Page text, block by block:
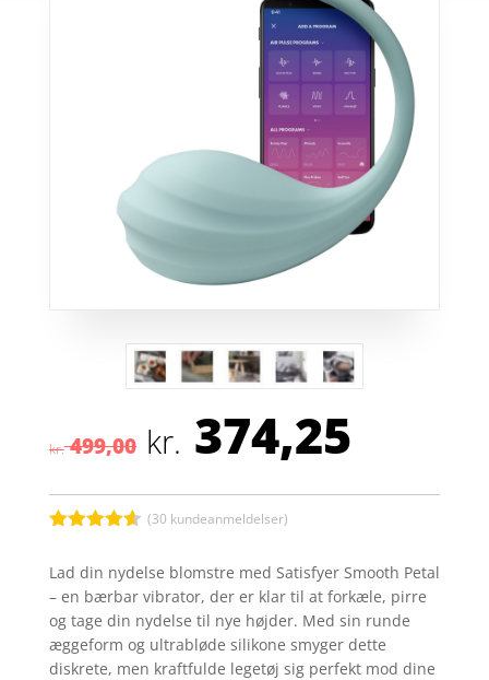
kr.499,00 Den
oprindelige
pris
var:
kr. 499,00.
kr. 374,25Den
pris
er:
ud af 5
baseret
på
kundebedø
mmelser
(30 kundeanmeldelser)
Lad din nydelse blomstre med Satisfyer Smooth Petal
– en bærbar vibrator, der er klar til at forkæle, pirre
og tage din nydelse til nye højder. Med sin runde
æggeform og ultrabløde silikone smyger dette
diskrete, men kraftfulde legetøj sig perfekt mod dine